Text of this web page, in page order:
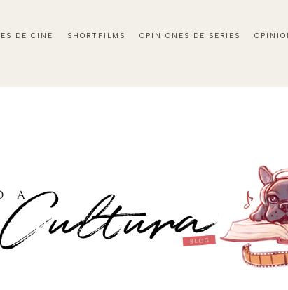
DE CINE SHORTFILMS OPINIONES DE SERIES